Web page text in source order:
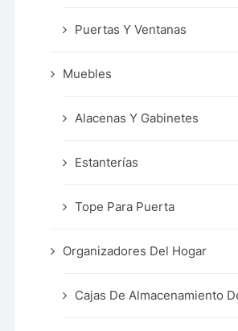
Puertas Y Ventanas
Muebles
Alacenas Y Gabinetes
Estanterías
Tope Para Puerta
Organizadores Del Hogar
Cajas De Almacenamiento